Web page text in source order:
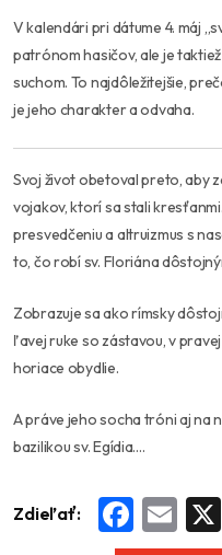
V kalendári pri dátume 4. máj
patrónom hasičov, ale je
suchom. To najdôležitejšie,
je jeho charakter a odvaha.
Svoj život obetoval preto, aby
vojakov, ktorí sa stali
presvedčeniu a altruizmus s
to, čo robí sv. Floriána
Zobrazuje sa ako rímsky
ľavej ruke so zástavou, v
horiace obydlie.
A práve jeho socha tróni aj na
bazilikou sv. Egídia….
Zdieľať: Facebook
Email